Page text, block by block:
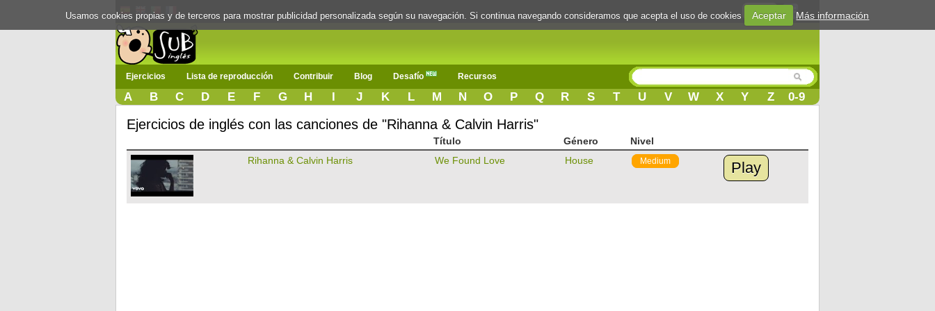
Login
Ejercicios Lista de reproducción Contribuir Blog Desafío Recursos
A B C D E F G H I J K L M N O P Q R S T U V W X Y Z 0-9
Ejercicios de inglés con las canciones de "Rihanna & Calvin Harris"
Título Género
Nivel
Rihanna & Calvin Harris
We Found Love House Medium Play
Usamos cookies propias y de terceros para mostrar publicidad personalizada según su navegación. Si continua navegando consideramos que acepta el uso de cookies Aceptar Más información